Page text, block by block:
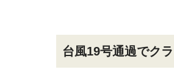
台風19号通過でク